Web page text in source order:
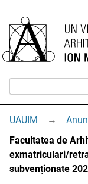
UAUIM →
Facultatea de
exmatriculari/
subvenționate